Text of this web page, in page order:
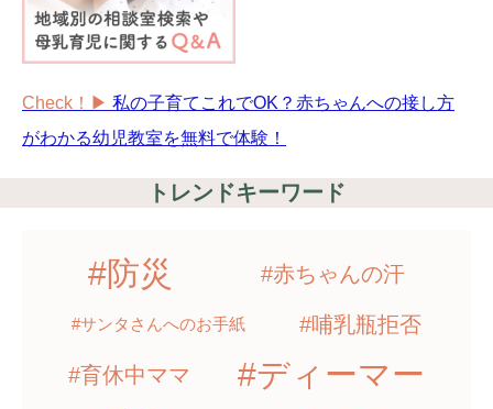
Check！▶︎ 私の子育てこれでOK？赤ちゃんへの接し方
がわかる幼児教室を無料で体験！
トレンドキーワード
#防災 #赤ちゃんの汗
#サンタさんへのお手紙 #哺乳瓶拒否
#育休中ママ #ディーマー